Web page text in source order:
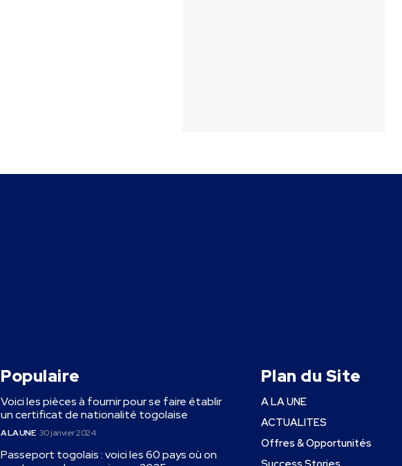
Populaire
Voici les pièces à fournir pour se faire établir
un certificat de nationalité togolaise
A LA UNE 30 janvier 2024
Passeport togolais : voici les 60 pays où on
Plan du Site
A LA UNE
ACTUALITES
Offres & Opportunités